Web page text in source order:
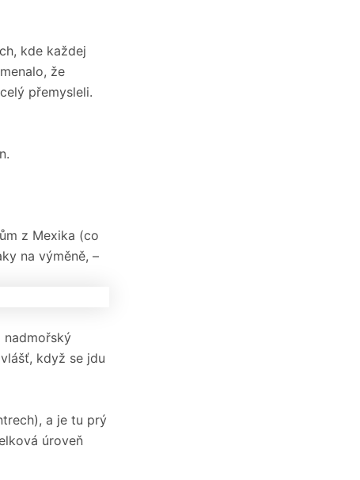
kde každej
že
přemysleli.
z Mexika (co
na výměně, –
nadmořský
když se jdu
a je tu prý
úroveň